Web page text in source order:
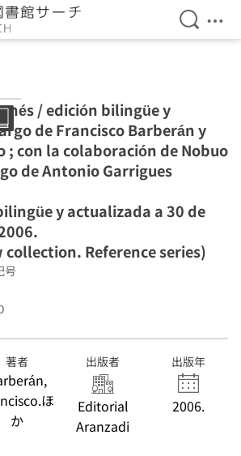
検索を
メ
/ edición bilingüe y
de Francisco Barberán y
; con la colaboración de Nobuo
de Antonio Garrigues
y actualizada a 30 de
Reference series)
号
著者
ほ
か
出版者
Editorial
Aranzadi
出版年
2006.